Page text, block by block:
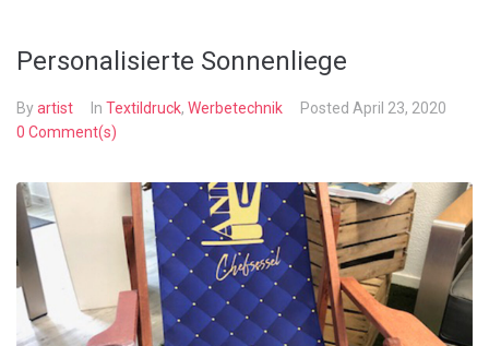
Personalisierte Sonnenliege
Byartist In Textildruck, Werbetechnik Posted April 23, 2020
0 Comment(s)